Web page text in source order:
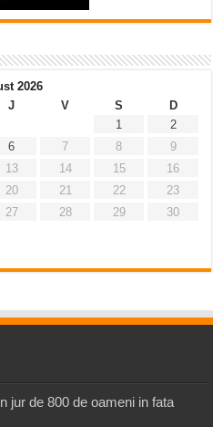
2026
J V S
D
1
2
6 7 8
9
13 14 15
16
20 21 22
23
27 28 29
30
jur de 800 de oameni in fata